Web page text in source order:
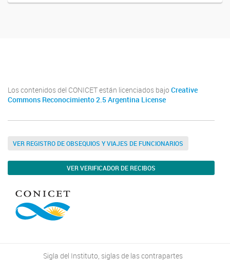
Los contenidos del CONICET están licenciados bajo Creative
Commons Reconocimiento 2.5 Argentina License
VER REGISTRO DE OBSEQUIOS Y VIAJES DE FUNCIONARIOS
VER VERIFICADOR DE RECIBOS
Sigla del Instituto, siglas de las contrapartes